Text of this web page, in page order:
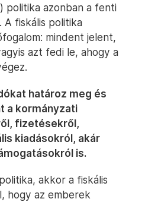
politika azonban a fenti
A fiskális politika
mindent jelent,
azt fedi le, ahogy a
határoz meg és
a kormányzati
fizetésekről,
kiadásokról, akár
is.
akkor a fiskális
hogy az emberek